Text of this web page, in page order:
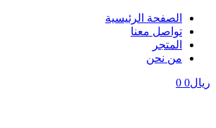
الصفحة الرئيسية
تواصل معنا
المتجر
من نحن
ریال0
0